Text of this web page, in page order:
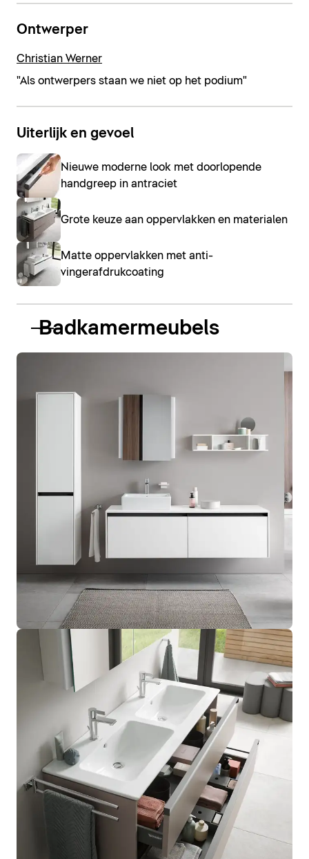
Ontwerper
Christian Werner
"Als ontwerpers staan we niet op het podium"
Uiterlijk en gevoel
Nieuwe moderne look met doorlopende
handgreep in antraciet
Grote keuze aan oppervlakken en materialen
Matte oppervlakken met anti-
vingerafdrukcoating
Badkamermeubels